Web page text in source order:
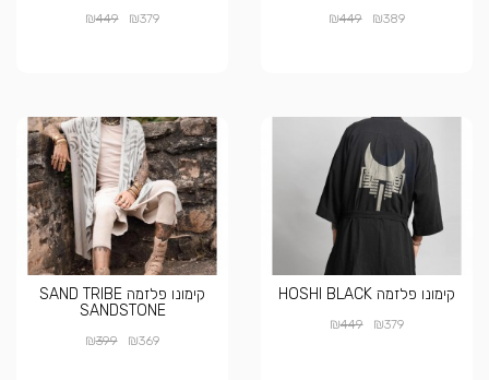
₪389
₪449
₪379
₪449
קימונו פלזמה HOSHI BLACK
₪379
₪449
קימונו פלזמה SAND TRIBE
SANDSTONE
₪369
₪399